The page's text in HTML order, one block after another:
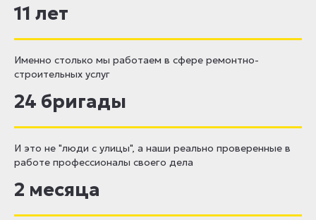
11 лет
Именно столько мы работаем в сфере ремонтно-
строительных услуг
24 бригады
И это не "люди с улицы", а наши реально проверенные в
работе профессионалы своего дела
2 месяца